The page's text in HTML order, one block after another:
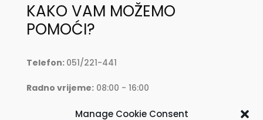
Manage Cookie Consent
KAKO VAM MOŽEMO
POMOĆI?
Telefon: 051/221-441
Radno vrijeme:08:00 - 16:00
oprema@krkmoto.hr